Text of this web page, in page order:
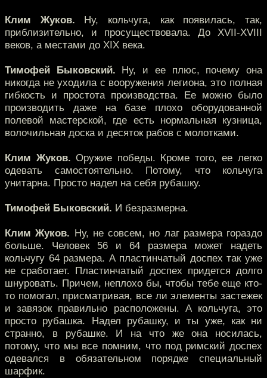
Клим Жуков. Ну, кольчуга, как появилась, так,
приблизительно, и просуществовала. До XVII-XVIII
веков, а местами до XIX века.
Тимофей Быковский. Ну, и ее плюс, почему она
никогда не уходила с вооружения легиона, это полная
гибкость и простота производства. Ее можно было
производить даже на базе плохо оборудованной
полевой мастерской, где есть нормальная кузница,
волочильная доска и десяток рабов с молотками.
Клим Жуков. Оружие победы. Кроме того, ее легко
одевать самостоятельно. Потому, что кольчуга
унитарна. Просто надел на себя рубашку.
Тимофей Быковский. И безразмерна.
Клим Жуков. Ну, не совсем, но лаг размера гораздо
больше. Человек 56 и 64 размера может надеть
кольчугу 64 размера. А пластинчатый доспех так уже
не сработает. Пластинчатый доспех придется долго
шнуровать. Причем, неплохо бы, чтобы тебе еще кто-
то помогал, присматривая, все ли элементы застежек
и завязок правильно расположены. А кольчуга, это
просто рубашка. Надел рубашку, и ты уже, как ни
странно, в рубашке. И на что же она носилась,
потому, что мы все помним, что под римский доспех
одевался в обязательном порядке специальный
шарфик.